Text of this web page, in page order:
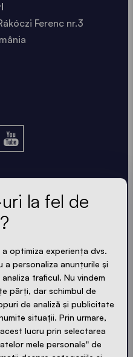
Scurt, clar și compact.
Ferenc nr.3
la fel de
optimiza experiența dvs.
personaliza anunțurile și
traficul. Nu vindem
părți, dar schimbul de
de analiză și publicitate
situații. Prin urmare,
lucru prin selectarea
mele personale" de